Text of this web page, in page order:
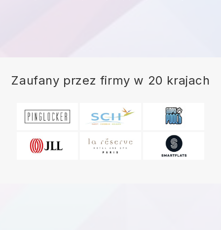
Zaufany przez firmy w 20 krajach